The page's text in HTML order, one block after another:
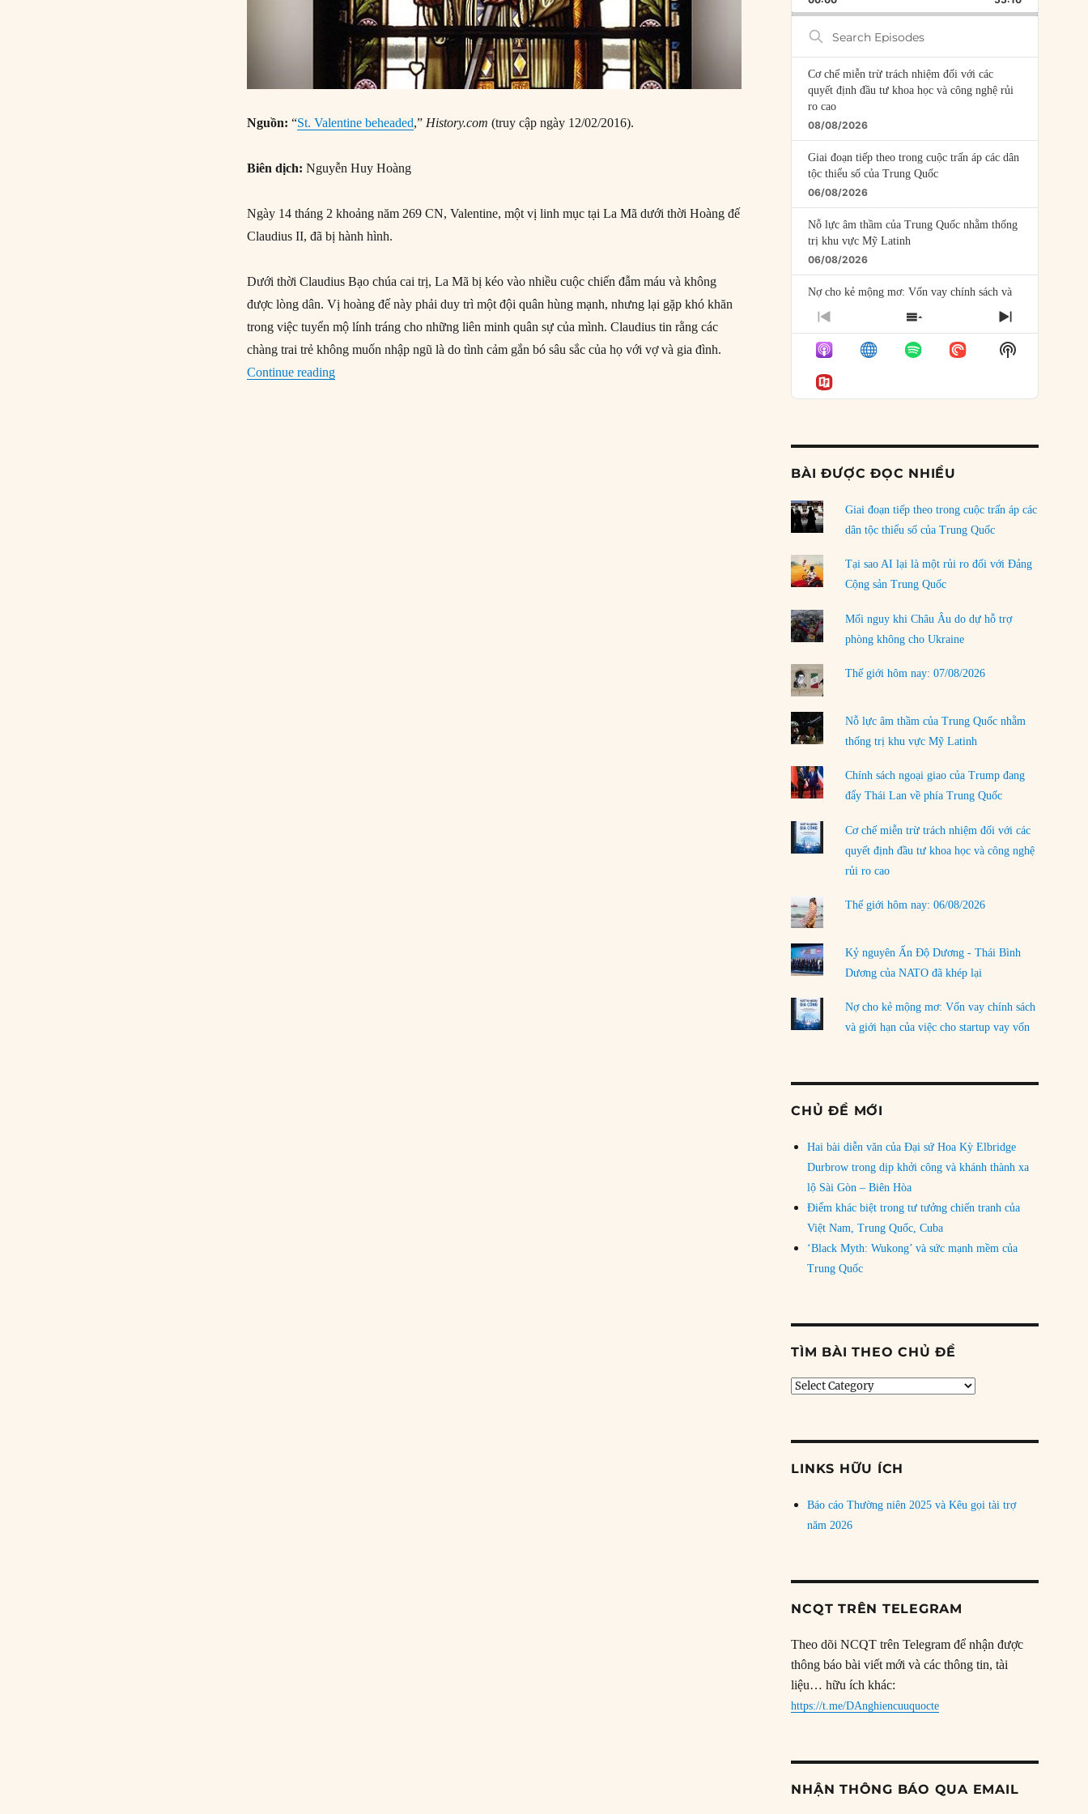
Nguồn: “St. Valentine beheaded,” History.com (truy cập ngày 12/02/2016).
Biên dịch: Nguyễn Huy Hoàng
Ngày 14 tháng 2 khoảng năm 269 CN, Valentine, một vị linh mục tại La Mã dưới thời Hoàng đế
Claudius II, đã bị hành hình.
Dưới thời Claudius Bạo chúa cai trị, La Mã bị kéo vào nhiều cuộc chiến đẫm máu và không
được lòng dân. Vị hoàng đế này phải duy trì một đội quân hùng mạnh, nhưng lại gặp khó khăn
trong việc tuyển mộ lính tráng cho những liên minh quân sự của mình. Claudius tin rằng các
chàng trai trẻ không muốn nhập ngũ là do tình cảm gắn bó sâu sắc của họ với vợ và gia đình.
Continue reading“14/02/269: Thánh Valentine bị hành hình”
Search
Episodes
Cơ chế miễn trừ trách nhiệm đối với các
quyết định đầu tư khoa học và công nghệ rủi
ro cao
08/08/2026
Giai đoạn tiếp theo trong cuộc trấn áp các dân
tộc thiểu số của Trung Quốc
06/08/2026
Nỗ lực âm thầm của Trung Quốc nhằm thống
trị khu vực Mỹ Latinh
06/08/2026
Nợ cho kẻ mộng mơ: Vốn vay chính sách và
giới hạn của việc cho startup vay vốn
Mỹ Latinh đang trở thành “phòng thí nghiệm”
của phe cánh hữu mới
04/08/2026
Ngoại trưởng Nhật Bản?
Dương
03/08/2026
Đặt cược vào thất bại: Các quỹ đầu tư mạo
hiểm quốc gia và khía cạnh chính trị của vốn
02/08/2026
Làm thế nào để kết thúc Chiến tranh Iran?
01/08/2026
Chiến lược kế tiếp của Bắc Kinh ở Biển Đông
31/07/2026
LOAD MORE
PREVIOUS
EPISODE
SHOW
EPISODES
LIST
NEXT
EPISODE
Show
Podcast
BÀI ĐƯỢC ĐỌC NHIỀU
Giai đoạn tiếp theo trong cuộc trấn áp các
dân tộc thiểu số của Trung Quốc
Tại sao AI lại là một rủi ro đối với Đảng
Cộng sản Trung Quốc
Mối nguy khi Châu Âu do dự hỗ trợ
phòng không cho Ukraine
Thế giới hôm nay: 07/08/2026
Nỗ lực âm thầm của Trung Quốc nhằm
thống trị khu vực Mỹ Latinh
Chính sách ngoại giao của Trump đang
đẩy Thái Lan về phía Trung Quốc
Cơ chế miễn trừ trách nhiệm đối với các
quyết định đầu tư khoa học và công nghệ
rủi ro cao
Thế giới hôm nay: 06/08/2026
Kỷ nguyên Ấn Độ Dương - Thái Bình
Dương của NATO đã khép lại
Nợ cho kẻ mộng mơ: Vốn vay chính sách
và giới hạn của việc cho startup vay vốn
CHỦ ĐỀ MỚI
Hai bài diễn văn của Đại sứ Hoa Kỳ Elbridge
Durbrow trong dịp khởi công và khánh thành xa
lộ Sài Gòn – Biên Hòa
Điểm khác biệt trong tư tưởng chiến tranh của
Việt Nam, Trung Quốc, Cuba
‘Black Myth: Wukong’ và sức mạnh mềm của
Trung Quốc
TÌM BÀI THEO CHỦ ĐỀ
Tìm
LINKS HỮU ÍCH
Báo cáo Thường niên 2025 và Kêu gọi tài trợ
năm 2026
NCQT TRÊN TELEGRAM
Theo dõi NCQT trên Telegram để nhận được
thông báo bài viết mới và các thông tin, tài
liệu… hữu ích khác:
https://t.me/DAnghiencuuquocte
NHẬN THÔNG BÁO QUA EMAIL